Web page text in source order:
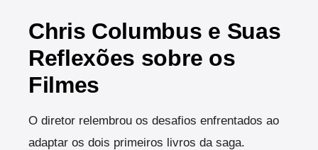
Chris Columbus e Suas
Reflexões sobre os
Filmes
O diretor relembrou os desafios enfrentados ao
adaptar os dois primeiros livros da saga.